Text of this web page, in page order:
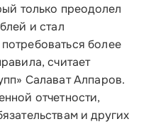
только преодолел
и стал
более
считает
Салават Алпаров.
отчетности,
и других